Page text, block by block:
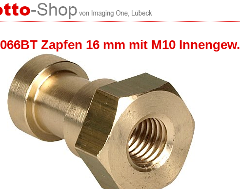
Zapfen 16 mm mit M10 Innengew.